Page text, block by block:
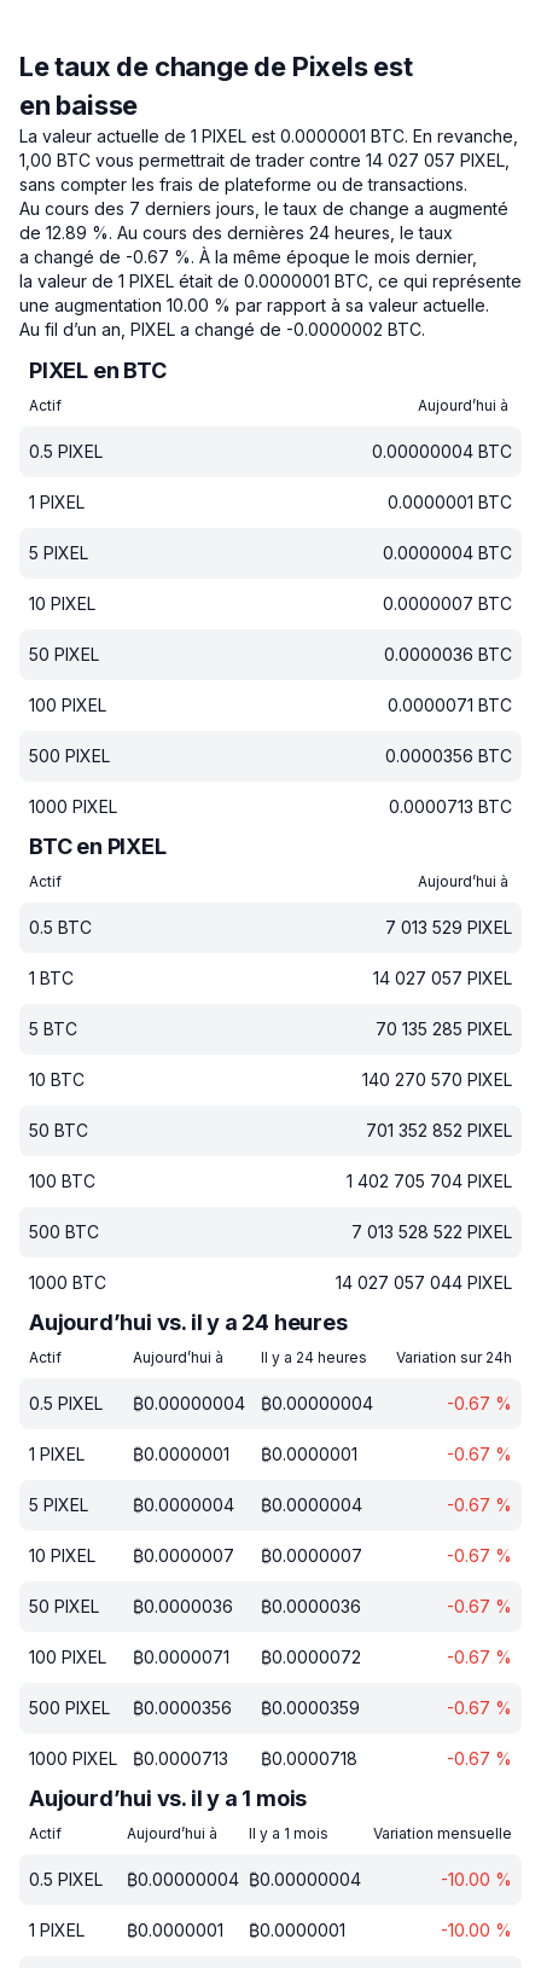
Le taux de change de Pixels est
en baisse
La valeur actuelle de 1 PIXEL est 0.0000001 BTC. En revanche,
1,00 BTC vous permettrait de trader contre 14 027 057 PIXEL,
sans compter les frais de plateforme ou de transactions.
Au cours des 7 derniers jours, le taux de change a augmenté
de 12.89 %. Au cours des dernières 24 heures, le taux
a changé de -0.67 %. À la même époque le mois dernier,
la valeur de 1 PIXEL était de 0.0000001 BTC, ce qui représente
une augmentation 10.00 % par rapport à sa valeur actuelle.
Au fil d’un an, PIXEL a changé de -0.0000002 BTC.
PIXEL en BTC
Actif Aujourd’hui à
0.5 PIXEL 0.00000004 BTC
1 PIXEL 0.0000001 BTC
5 PIXEL 0.0000004 BTC
10 PIXEL 0.0000007 BTC
50 PIXEL 0.0000036 BTC
100 PIXEL 0.0000071 BTC
500 PIXEL 0.0000356 BTC
1000 PIXEL 0.0000713 BTC
BTC en PIXEL
Actif Aujourd’hui à
0.5 BTC 7 013 529 PIXEL
1 BTC 14 027 057 PIXEL
5 BTC 70 135 285 PIXEL
10 BTC 140 270 570 PIXEL
50 BTC 701 352 852 PIXEL
100 BTC 1 402 705 704 PIXEL
500 BTC 7 013 528 522 PIXEL
1000 BTC 14 027 057 044 PIXEL
Aujourd’hui vs. il y a 24 heures
Actif Aujourd’hui à Il y a 24 heures Variation sur 24h
0.5 PIXEL ₿0.00000004 ₿0.00000004 -0.67 %
1 PIXEL ₿0.0000001 ₿0.0000001 -0.67 %
5 PIXEL ₿0.0000004 ₿0.0000004 -0.67 %
10 PIXEL ₿0.0000007 ₿0.0000007 -0.67 %
50 PIXEL ₿0.0000036 ₿0.0000036 -0.67 %
100 PIXEL ₿0.0000071 ₿0.0000072 -0.67 %
500 PIXEL ₿0.0000356 ₿0.0000359 -0.67 %
1000 PIXEL ₿0.0000713 ₿0.0000718 -0.67 %
Aujourd’hui vs. il y a 1 mois
Actif Aujourd’hui à Il y a 1 mois Variation mensuelle
0.5 PIXEL ₿0.00000004 ₿0.00000004 -10.00 %
1 PIXEL ₿0.0000001 ₿0.0000001 -10.00 %